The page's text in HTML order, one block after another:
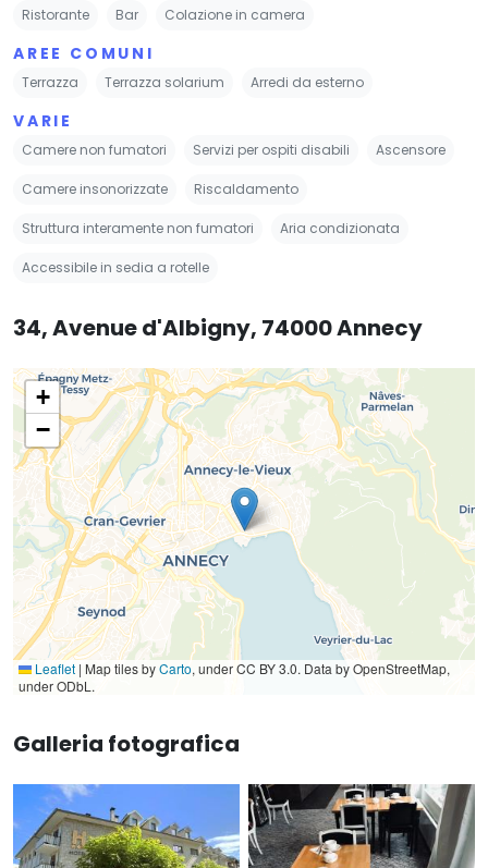
Ristorante Bar Colazione in camera
AREE COMUNI
Terrazza Terrazza solarium Arredi da esterno
VARIE
Camere non fumatori Servizi per ospiti disabili Ascensore
Camere insonorizzate Riscaldamento
Struttura interamente non fumatori Aria condizionata
Accessibile in sedia a rotelle
34, Avenue d'Albigny, 74000 Annecy
+
−
Leaflet | Map tiles byCarto, under CC BY 3.0. Data by OpenStreetMap,
under ODbL.
Galleria fotografica